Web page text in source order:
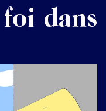
dans